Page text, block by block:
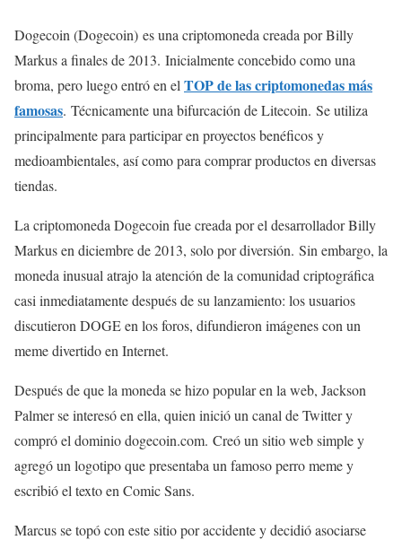
Dogecoin (Dogecoin) es una criptomoneda creada por Billy
Markus a finales de 2013. Inicialmente concebido como una
broma, pero luego entró en el TOP de las criptomonedas más
famosas. Técnicamente una bifurcación de Litecoin. Se utiliza
principalmente para participar en proyectos benéficos y
medioambientales, así como para comprar productos en diversas
tiendas.
La criptomoneda Dogecoin fue creada por el desarrollador Billy
Markus en diciembre de 2013, solo por diversión. Sin embargo, la
moneda inusual atrajo la atención de la comunidad criptográfica
casi inmediatamente después de su lanzamiento: los usuarios
discutieron DOGE en los foros, difundieron imágenes con un
meme divertido en Internet.
Después de que la moneda se hizo popular en la web, Jackson
Palmer se interesó en ella, quien inició un canal de Twitter y
compró el dominio dogecoin.com. Creó un sitio web simple y
agregó un logotipo que presentaba un famoso perro meme y
escribió el texto en Comic Sans.
Marcus se topó con este sitio por accidente y decidió asociarse